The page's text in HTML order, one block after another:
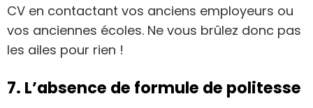
CV en contactant vos anciens employeurs ou
vos anciennes écoles. Ne vous brûlez donc pas
les ailes pour rien !
7. L’absence de formule de politesse